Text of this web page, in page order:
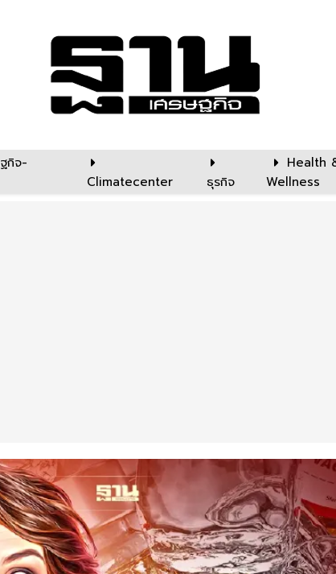
กิจ-
Climatecenter ธุรกิจ
Health
Wellness